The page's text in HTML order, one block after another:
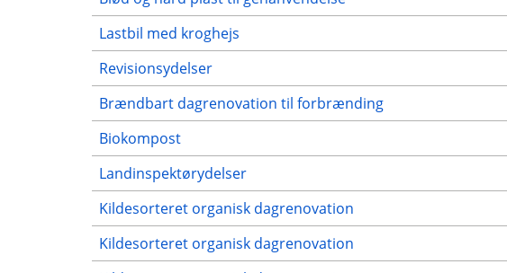
Lastbil med kroghejs
Revisionsydelser
Brændbart dagrenovation til forbrænding
Biokompost
Landinspektørydelser
Kildesorteret organisk dagrenovation
Kildesorteret organisk dagrenovation